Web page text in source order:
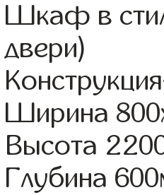
Шкаф в
двери)
Ширина
Высота
Глубина